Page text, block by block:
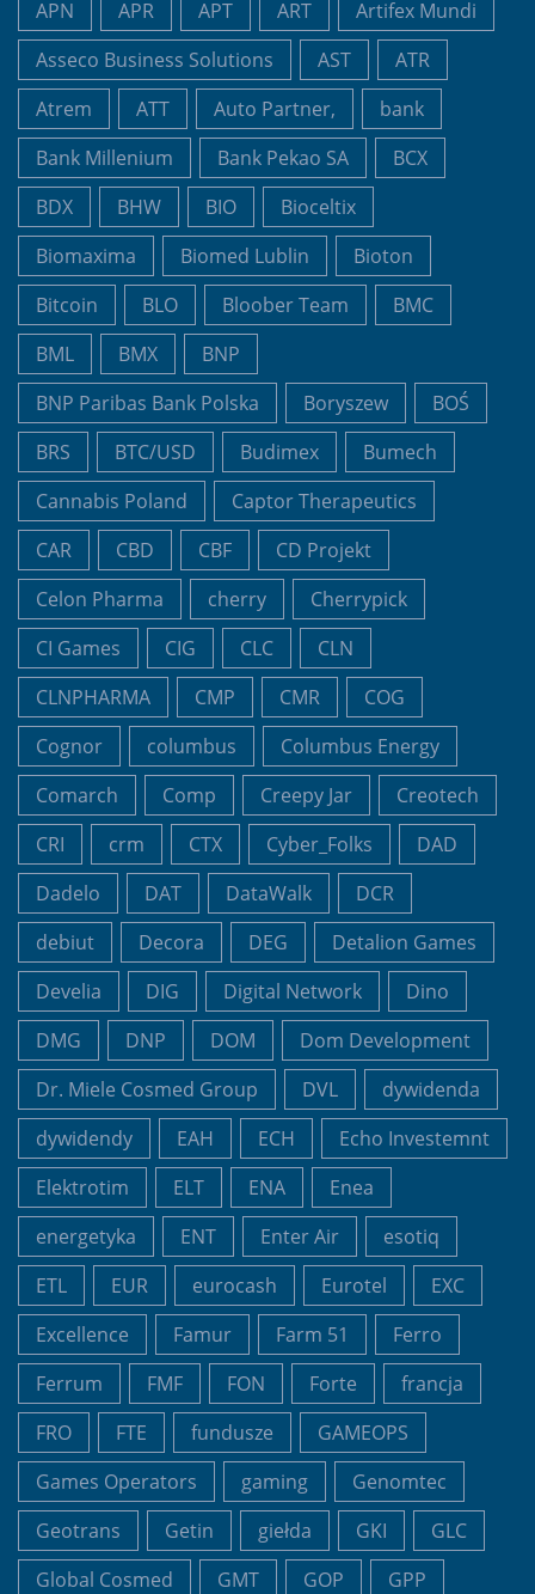
APN
APR APT ART
Artifex Mundi
Asseco Business Solutions
AST
ATR
Atrem
ATT Auto Partner,
bank
Bank Millenium
Bank Pekao SA
BCX
BDX
BHW BIO
Bioceltix
Biomaxima
Biomed Lublin
Bioton
Bitcoin
BLO Bloober Team
BMC
BML
BMX
BNP
BNP Paribas Bank Polska
Boryszew
BOŚ
BRS
BTC/USD Budimex
Bumech
Cannabis Poland
Captor Therapeutics
CAR
CBD CBF
CD Projekt
Celon Pharma
cherry
Cherrypick
CI Games
CIG CLC
CLN
CLNPHARMA
CMP CMR
COG
Cognor
columbus
Columbus Energy
Comarch
Comp Creepy Jar
Creotech
CRI
crm CTX Cyber_Folks
DAD
Dadelo
DAT DataWalk
DCR
debiut
Decora DEG
Detalion Games
Develia
DIG Digital Network
Dino
DMG
DNP DOM
Dom Development
Dr. Miele Cosmed Group
DVL
dywidenda
dywidendy
EAH ECH
Echo Investemnt
Elektrotim
ELT ENA
Enea
energetyka
ENT Enter Air
esotiq
ETL
EUR eurocash Eurotel
EXC
Excellence
Famur Farm 51
Ferro
Ferrum
FMF FON Forte
francja
FRO
FTE fundusze
GAMEOPS
Games Operators
gaming
Genomtec
Geotrans
Getin giełda GKI
GLC
Global Cosmed
GMT GOP GPP